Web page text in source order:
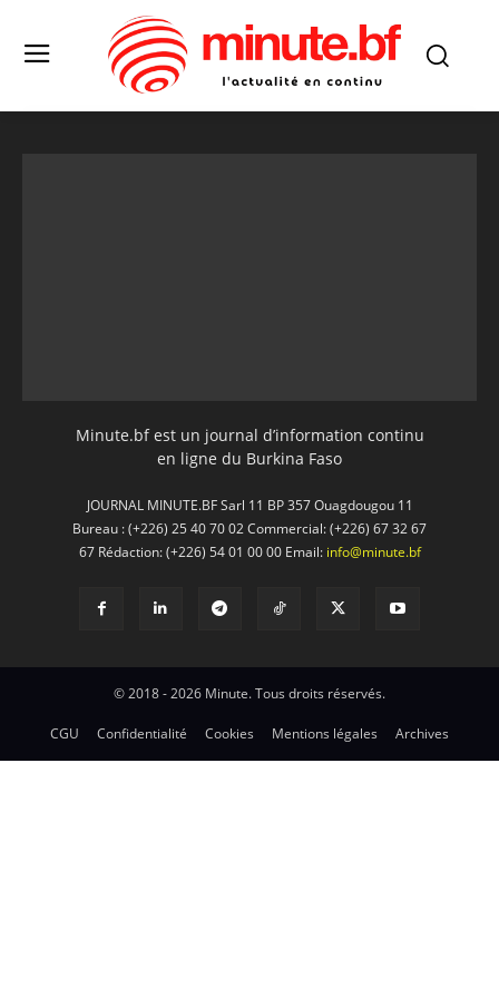
Minute.bf est un journal d’information continu
en ligne du Burkina Faso
JOURNAL MINUTE.BF Sarl 11 BP 357 Ouagdougou 11
Bureau : (+226) 25 40 70 02 Commercial: (+226) 67 32 67
67 Rédaction: (+226) 54 01 00 00 Email: info@minute.bf
© 2018 - 2026 Minute. Tous droits réservés.
CGU Confidentialité Cookies Mentions légales Archives